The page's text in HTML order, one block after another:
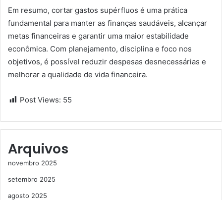
Em resumo, cortar gastos supérfluos é uma prática
fundamental para manter as finanças saudáveis, alcançar
metas financeiras e garantir uma maior estabilidade
econômica. Com planejamento, disciplina e foco nos
objetivos, é possível reduzir despesas desnecessárias e
melhorar a qualidade de vida financeira.
Post Views: 55
Arquivos
novembro 2025
setembro 2025
agosto 2025